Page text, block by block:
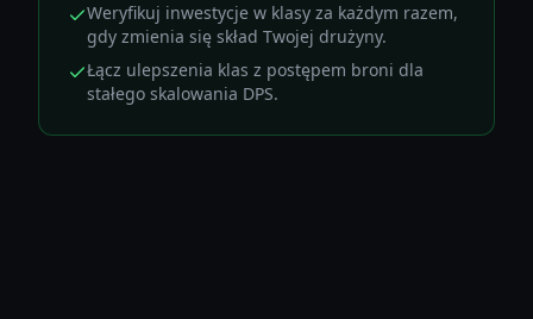
Weryfikuj inwestycje w klasy za każdym razem,
gdy zmienia się skład Twojej drużyny.
Łącz ulepszenia klas z postępem broni dla
stałego skalowania DPS.